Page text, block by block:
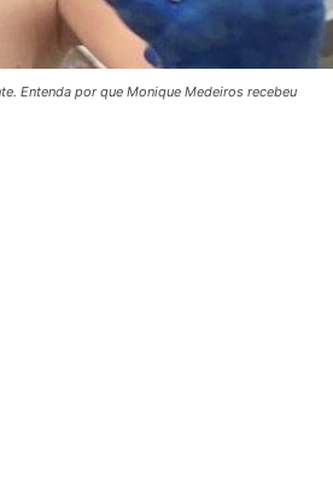
Entenda por que Monique Medeiros recebeu